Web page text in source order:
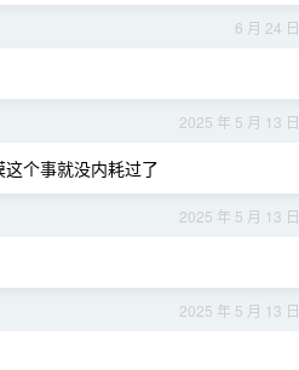
6 月 24 日
2025 年 5 月 13 日
个事就没内耗过了
2025 年 5 月 13 日
2025 年 5 月 13 日